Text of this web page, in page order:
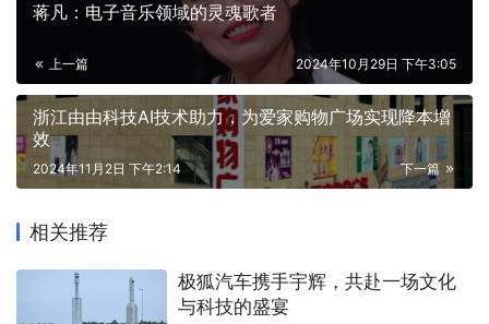
蒋凡：电子音乐领域的灵魂歌者
上一篇 2024年10月29日 下午3:05
浙江由由科技AI技术助力，为爱家购物广场实现降本增
效
下一篇
2024年11月2日 下午2:14
相关推荐
​极狐汽车携手宇辉，共赴一场文化
与科技的盛宴